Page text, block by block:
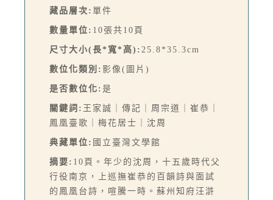
藏品層次: 單件
數量單位: 10張共10頁
尺寸大小(長*寬*高): 25.8*35.3cm
數位化類別: 影像(圖片)
是否數位化: 是
關鍵詞: 王家誠｜傳記｜周宗道｜崔恭｜
鳳凰臺歌｜梅花居士｜沈周
典藏單位: 國立臺灣文學館
摘要: 10頁。年少的沈周，十五歲時代父
行役南京，上巡撫崔恭的百韻詩與面試
的鳳凰台詩，喧騰一時。蘇州知府汪滸